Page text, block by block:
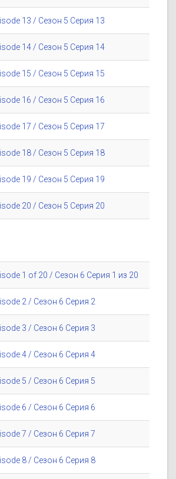
13 / Сезон 5 Серия 13
14 / Сезон 5 Серия 14
15 / Сезон 5 Серия 15
16 / Сезон 5 Серия 16
17 / Сезон 5 Серия 17
18 / Сезон 5 Серия 18
19 / Сезон 5 Серия 19
20 / Сезон 5 Серия 20
1 of 20 / Сезон 6 Серия 1 из 20
2 / Сезон 6 Серия 2
3 / Сезон 6 Серия 3
4 / Сезон 6 Серия 4
5 / Сезон 6 Серия 5
6 / Сезон 6 Серия 6
7 / Сезон 6 Серия 7
8 / Сезон 6 Серия 8